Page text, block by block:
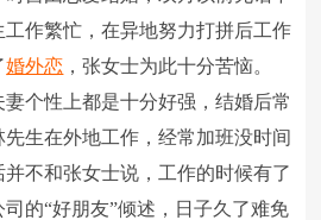
作繁忙，在异地努力打拼后工作
婚外恋 ，张女士为此十分苦恼。
性上都是十分好强，结婚后常
生在外地工作，经常加班没时间
不和张女士说，工作的时候有了
的“好朋友”倾述，日子久了难免